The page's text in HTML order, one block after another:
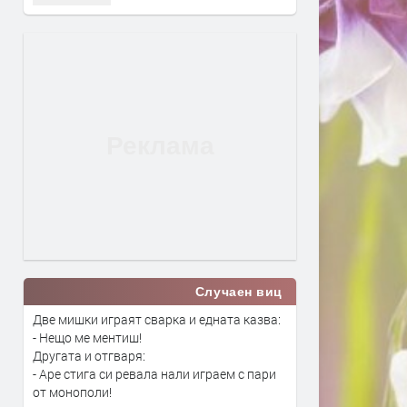
Случаен виц
Две мишки играят сварка и едната казва:
- Нещо ме ментиш!
Другата и отгваря:
- Аре стига си ревала нали играем с пари
от монополи!